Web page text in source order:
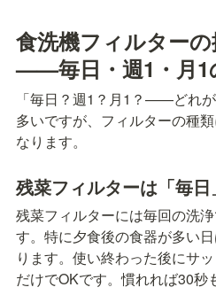
食洗機フィルター
——毎日・週1・月1
「毎日？週1？月1？——どれ
多いですが、フィルターの種
なります。
残菜フィルターは「毎
残菜フィルターには毎回の洗
す。特に夕食後の食器が多い
ります。使い終わった後にサ
だけでOKです。慣れれば30秒